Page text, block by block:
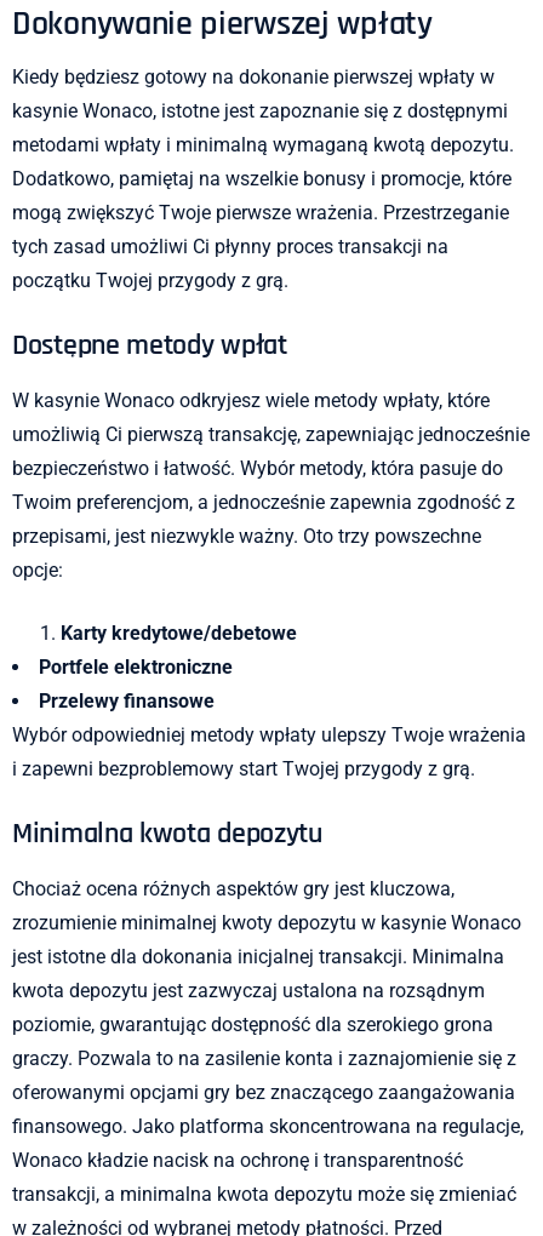
Dokonywanie pierwszej wpłaty
Kiedy będziesz gotowy na dokonanie pierwszej wpłaty w
kasynie Wonaco, istotne jest zapoznanie się z dostępnymi
metodami wpłaty i minimalną wymaganą kwotą depozytu.
Dodatkowo, pamiętaj na wszelkie bonusy i promocje, które
mogą zwiększyć Twoje pierwsze wrażenia. Przestrzeganie
tych zasad umożliwi Ci płynny proces transakcji na
początku Twojej przygody z grą.
Dostępne metody wpłat
W kasynie Wonaco odkryjesz wiele metody wpłaty, które
umożliwią Ci pierwszą transakcję, zapewniając jednocześnie
bezpieczeństwo i łatwość. Wybór metody, która pasuje do
Twoim preferencjom, a jednocześnie zapewnia zgodność z
przepisami, jest niezwykle ważny. Oto trzy powszechne
opcje:
Karty kredytowe/debetowe
Portfele elektroniczne
Przelewy finansowe
Wybór odpowiedniej metody wpłaty ulepszy Twoje wrażenia
i zapewni bezproblemowy start Twojej przygody z grą.
Minimalna kwota depozytu
Chociaż ocena różnych aspektów gry jest kluczowa,
zrozumienie minimalnej kwoty depozytu w kasynie Wonaco
jest istotne dla dokonania inicjalnej transakcji. Minimalna
kwota depozytu jest zazwyczaj ustalona na rozsądnym
poziomie, gwarantując dostępność dla szerokiego grona
graczy. Pozwala to na zasilenie konta i zaznajomienie się z
oferowanymi opcjami gry bez znaczącego zaangażowania
finansowego. Jako platforma skoncentrowana na regulacje,
Wonaco kładzie nacisk na ochronę i transparentność
transakcji, a minimalna kwota depozytu może się zmieniać
w zależności od wybranej metody płatności. Przed